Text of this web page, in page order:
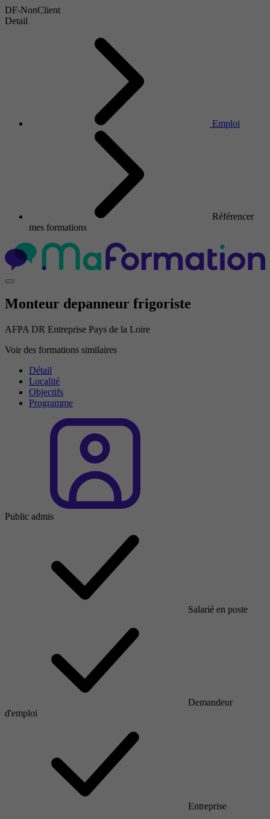
DF-NonClient
Detail
Emploi
Référencer
mes formations
Monteur depanneur frigoriste
AFPA DR Entreprise Pays de la Loire
Voir des formations similaires
Détail
Localité
Objectifs
Programme
Public admis
Salarié en poste
Demandeur
d'emploi
Entreprise